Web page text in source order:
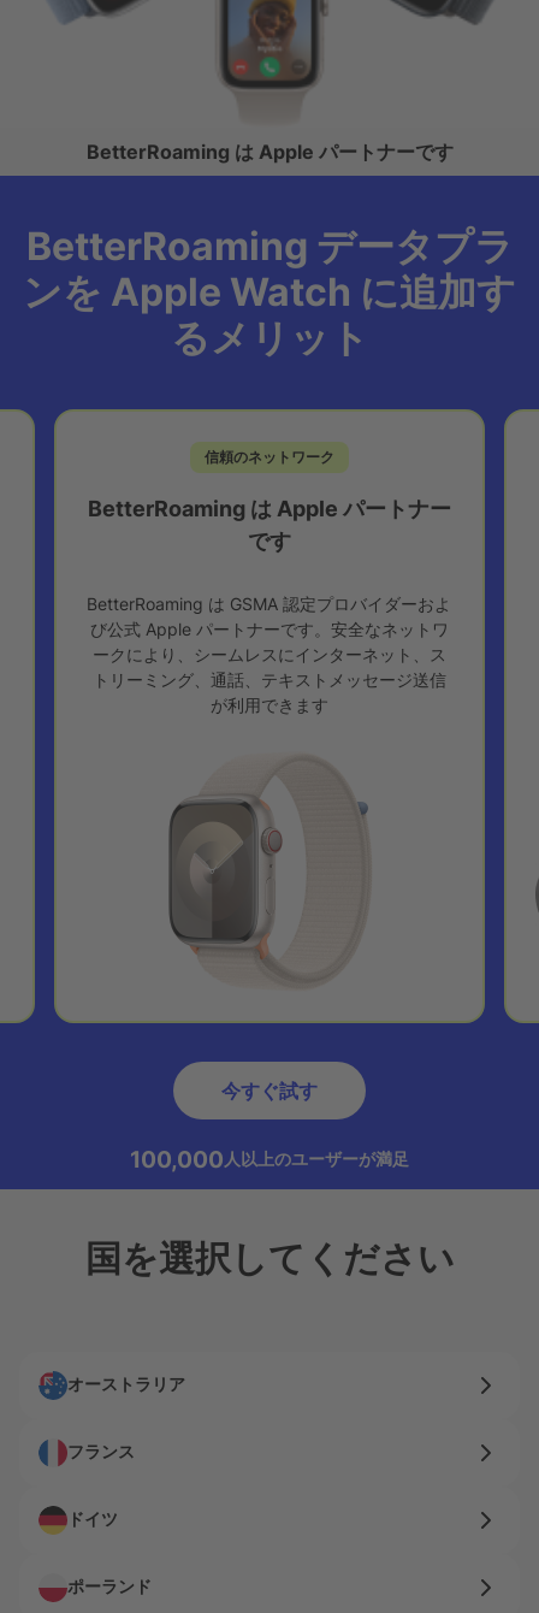
BetterRoaming は Apple パートナーです
BetterRoaming データプラ
ンを Apple Watch に追加す
るメリット
信頼のネットワーク
BetterRoaming は Apple パートナー
です
BetterRoaming は GSMA 認定プロバイダーおよ
び公式 Apple パートナーです。安全なネットワ
ークにより、シームレスにインターネット、ス
トリーミング、通話、テキストメッセージ送信
が利用できます
今すぐ試す
100,000 人以上のユーザーが満足
国を選択してください
オーストラリア
フランス
ドイツ
ポーランド